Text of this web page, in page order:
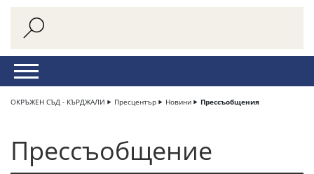
ОКРЪЖЕН СЪД - КЪРДЖАЛИ Пресцентър Новини Прессъобщения
Прессъобщение